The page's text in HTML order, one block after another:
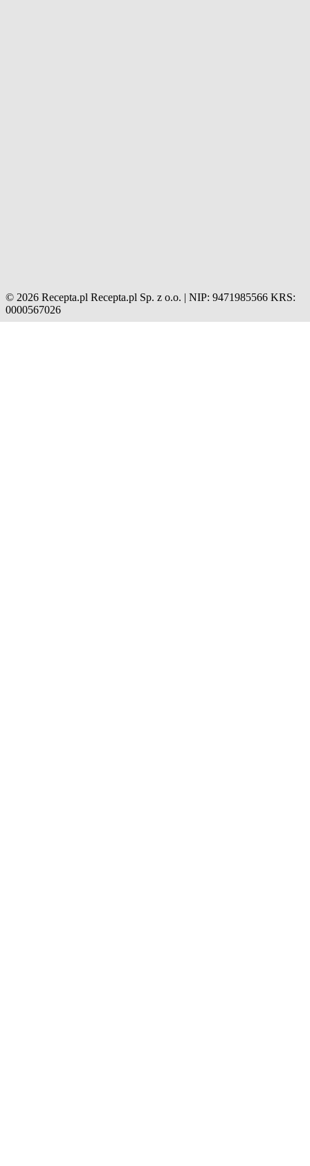
© 2026 Recepta.pl Recepta.pl Sp. z o.o. | NIP: 9471985566 KRS:
0000567026